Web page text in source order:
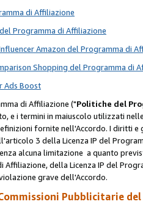
di Affiliazione
Programma di Affiliazione
Amazon del Programma di
Shopping del Programma di
Ads Boost
di Affiliazione ("Politiche del
e i termini in maiuscolo utilizzati
fornite nell'Accordo. I diritti
3 della Licenza IP del
alcuna limitazione a quanto
Affiliazione, della Licenza IP del
grave dell'Accordo.
Pubblicitarie